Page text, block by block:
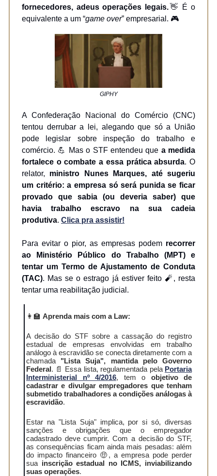
fornecedores, adeus operações legais. 👋 É o
equivalente a um “game over” empresarial. 🎮
GIPHY
A Confederação Nacional do Comércio (CNC)
tentou derrubar a lei, alegando que só a União
pode legislar sobre inspeção do trabalho e
comércio. 💪 Mas o STF entendeu que a medida
fortalece o combate a essa prática absurda. O
relator, ministro Nunes Marques, até sugeriu
um critério: a empresa só será punida se ficar
provado que sabia (ou deveria saber) que
havia trabalho escravo na sua cadeia
produtiva. Clica pra assistir!
Para evitar o pior, as empresas podem recorrer
ao Ministério Público do Trabalho (MPT) e
tentar um Termo de Ajustamento de Conduta
(TAC). Mas se o estrago já estiver feito 🧨, resta
tentar uma reabilitação judicial.
👩‍🏫 Aprenda mais com a Law:
A decisão do STF sobre a cassação do registro
estadual de empresas envolvidas em trabalho
análogo à escravidão se conecta diretamente com a
chamada "Lista Suja", mantida pelo Governo
Federal. 📄 Essa lista, regulamentada pela Portaria
Interministerial nº 4/2016, tem o objetivo de
cadastrar e divulgar empregadores que tenham
submetido trabalhadores a condições análogas à
escravidão.
Estar na "Lista Suja" implica, por si só, diversas
sanções e obrigações que o empregador
cadastrado deve cumprir. Com a decisão do STF,
as consequências ficam ainda mais pesadas: além
do impacto financeiro 🤑, a empresa pode perder
sua inscrição estadual no ICMS, inviabilizando
suas operações.